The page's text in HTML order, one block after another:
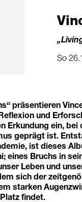
So
präsentieren
und
Erkundung ein,
geprägt ist.
ist dieses
eines Bruchs in
Leben und
sich der
starken
findet.